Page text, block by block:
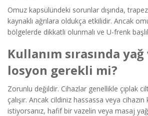
Omuz kapsülündeki sorunlar dışında,
kaynaklı ağrılara oldukça etkilidir. Ancak
bölgelerde dikkatli olunmalı ve U-frenk
Kullanım sırasında
losyon gerekli mi?
Zorunlu değildir. Cihazlar genellikle çıplak
çalışır. Ancak cildiniz hassassa veya cihazın
istiyorsanız, hafif bir vazelin veya masaj